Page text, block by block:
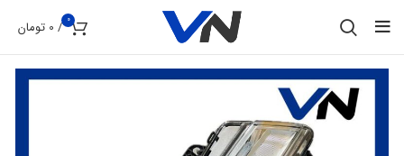
0
/
0 تومان